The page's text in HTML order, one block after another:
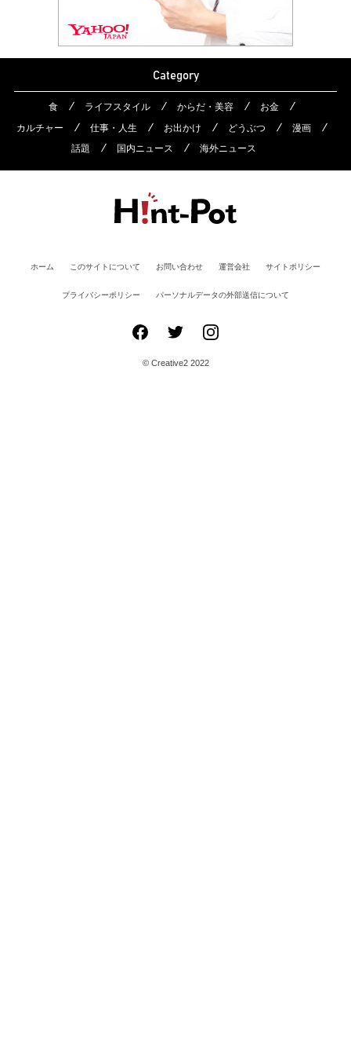
Category
食 ライフスタイル からだ・美容
お金
カルチャー
仕事・人生 お出かけ どうぶつ
漫画
話題
国内ニュース 海外ニュース
ホーム このサイトについて お問い合わせ 運営会社 サイトポリシー
プライバシーポリシー パーソナルデータの外部送信について
© Creative2 2022